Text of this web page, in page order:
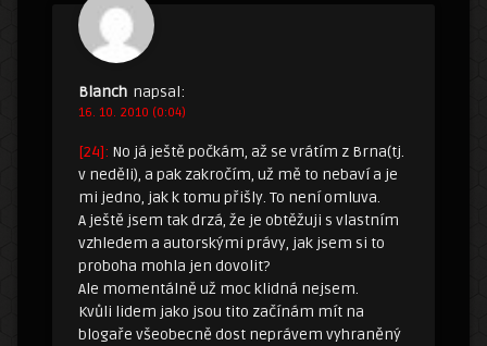
Blanch napsal:
16. 10. 2010 (0:04)
[24]: No já ještě počkám, až se vrátím z Brna(tj.
v neděli), a pak zakročím, už mě to nebaví a je
mi jedno, jak k tomu přišly. To není omluva.
A ještě jsem tak drzá, že je obtěžuji s vlastním
vzhledem a autorskými právy, jak jsem si to
proboha mohla jen dovolit?
Ale momentálně už moc klidná nejsem.
Kvůli lidem jako jsou tito začínám mít na
blogaře všeobecně dost neprávem vyhraněný